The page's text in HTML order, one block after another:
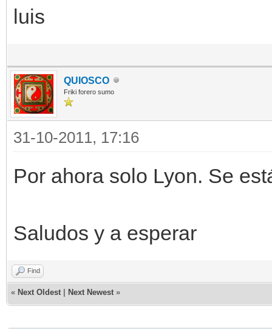
luis
QUIOSCO
Friki forero sumo
31-10-2011, 17:16
Por ahora solo Lyon. Se
Saludos y a esperar
Find
« Next Oldest Next Newest »